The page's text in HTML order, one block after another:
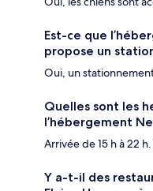
Est-ce que
propose un
Oui, un
Quelles sont les
l’hébergement
Arrivée de 15 h à 22
Y a-t-il des